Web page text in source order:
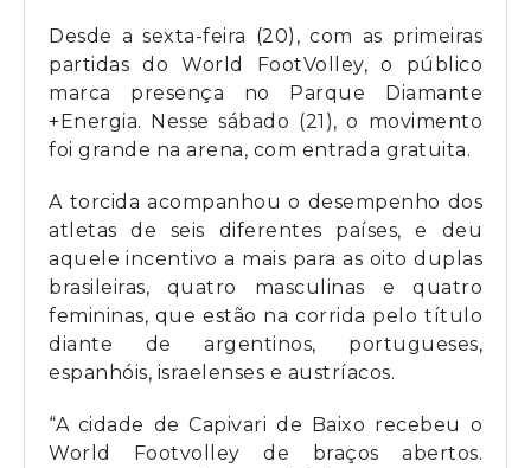
Desde a sexta-feira (20), com as primeiras
partidas do World FootVolley, o público
marca presença no Parque Diamante
+Energia. Nesse sábado (21), o movimento
foi grande na arena, com entrada gratuita.
A torcida acompanhou o desempenho dos
atletas de seis diferentes países, e deu
aquele incentivo a mais para as oito duplas
brasileiras, quatro masculinas e quatro
femininas, que estão na corrida pelo título
diante de argentinos, portugueses,
espanhóis, israelenses e austríacos.
“A cidade de Capivari de Baixo recebeu o
World Footvolley de braços abertos.